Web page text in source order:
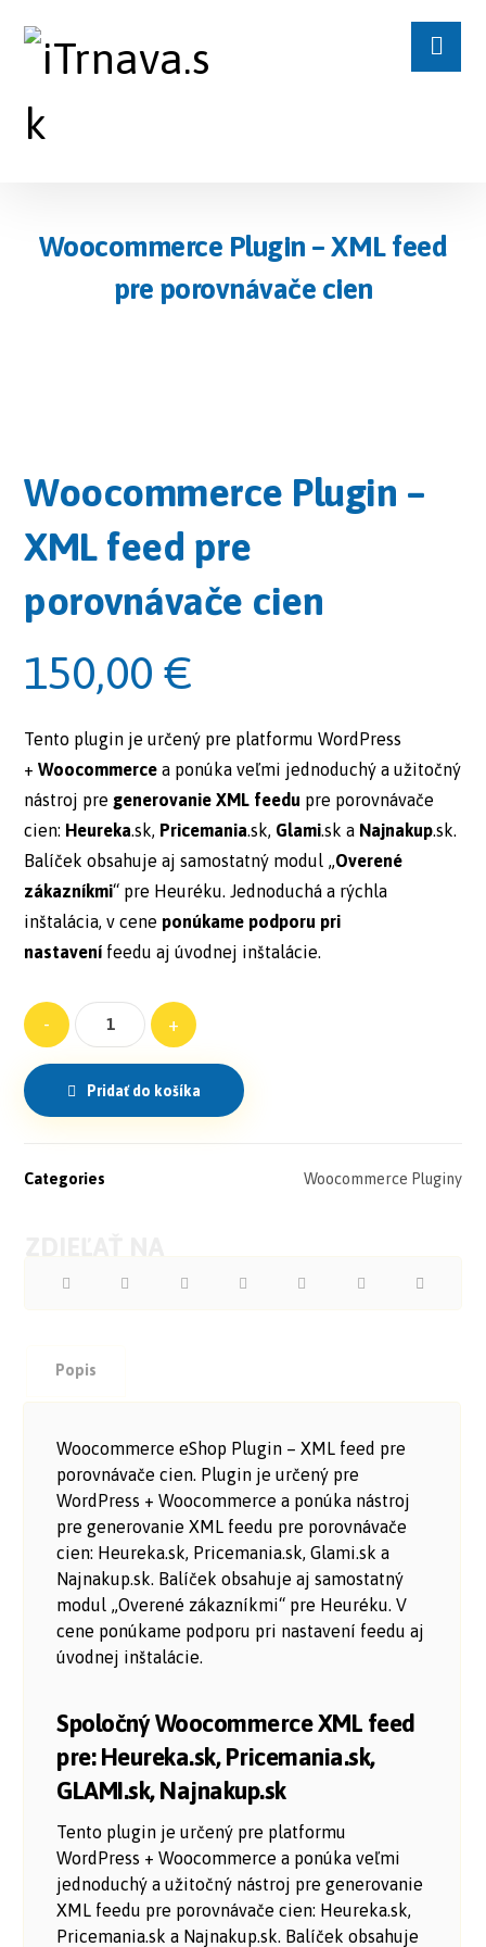
Woocommerce Plugin – XML feed
pre porovnávače cien
Woocommerce Plugin –
XML feed pre
porovnávače cien
150,00€
Tento plugin je určený pre platformu WordPress
+Woocommerce a ponúka veľmi jednoduchý a užitočný
nástroj pre generovanie XML feedu pre porovnávače
cien: Heureka.sk, Pricemania.sk, Glami.sk a Najnakup.sk.
Balíček obsahuje aj samostatný modul „Overené
zákazníkmi“ pre Heuréku. Jednoduchá a rýchla
inštalácia, v cene ponúkame podporu pri
nastavení feedu aj úvodnej inštalácie.
- +
Pridať do košíka
Categories Woocommerce Pluginy
Popis
Woocommerce eShop Plugin – XML feed pre
porovnávače cien. Plugin je určený pre
WordPress + Woocommerce a ponúka nástroj
pre generovanie XML feedu pre porovnávače
cien: Heureka.sk, Pricemania.sk, Glami.sk a
Najnakup.sk. Balíček obsahuje aj samostatný
modul „Overené zákazníkmi“ pre Heuréku. V
cene ponúkame podporu pri nastavení feedu aj
úvodnej inštalácie.
Spoločný Woocommerce XML feed
pre: Heureka.sk, Pricemania.sk,
GLAMI.sk, Najnakup.sk
Tento plugin je určený pre platformu
WordPress + Woocommerce a ponúka veľmi
jednoduchý a užitočný nástroj pre generovanie
XML feedu pre porovnávače cien: Heureka.sk,
Pricemania.sk a Najnakup.sk. Balíček obsahuje